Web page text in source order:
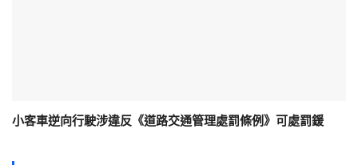
小客車逆向行駛涉違反《道路交通管理處罰條例》可處罰鍰